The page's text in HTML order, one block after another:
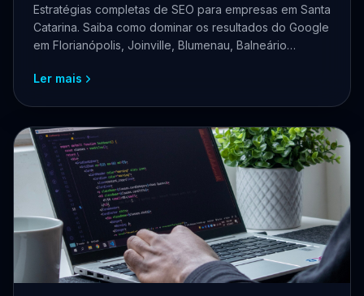
Estratégias completas de SEO para empresas em Santa
Catarina. Saiba como dominar os resultados do Google
em Florianópolis, Joinville, Blumenau, Balneário
Ler mais